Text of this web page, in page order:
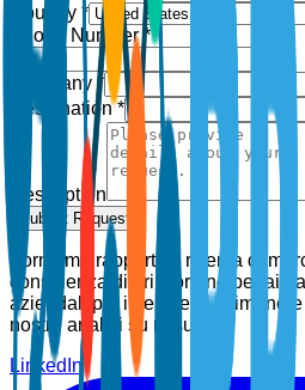
Country *
Phone Number *
Company *
Designation *
Description
Submit Request
Forniamo rapporti di ricerca di
consulenza di prim'ordine per
aziendali più intelligenti. Rimanete
nostre analisi su misura.
LinkedIn